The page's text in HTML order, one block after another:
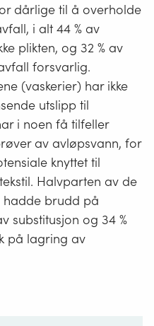
dårlige til å overholde
i alt 44 % av
plikten, og 32 % av
forsvarlig.
(vaskerier) har ikke
utslipp til
i noen få tilfeller
av avløpsvann, for
knyttet til
Halvparten av de
hadde brudd på
substitusjon og 34 %
på lagring av